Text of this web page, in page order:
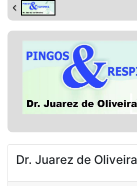
Dr. Juarez de Oliveira